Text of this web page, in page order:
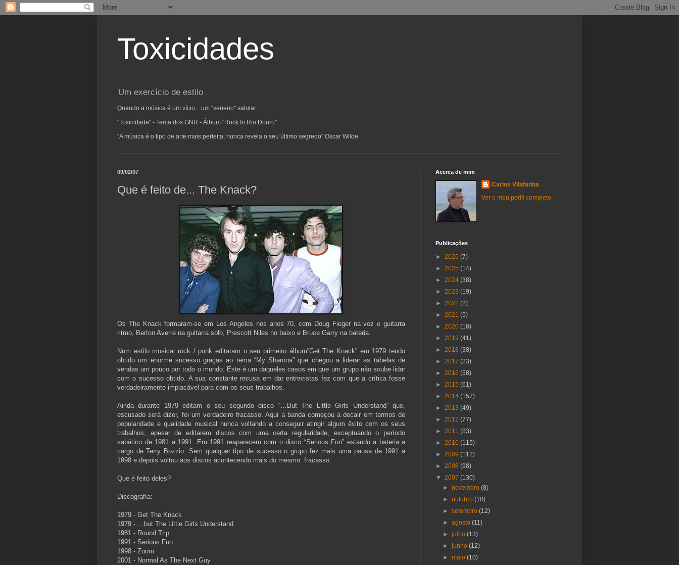
Toxicidades
Um exercício de estilo
Quando a música é um vício... um "veneno" salutar
"Toxicidade" - Tema dos GNR - Álbum "Rock In Rio Douro"
"A música é o tipo de arte mais perfeita; nunca revela o seu último segredo" Oscar Wilde
09/02/07
Que é feito de... The Knack?
Os The Knack formaram-se em Los Angeles nos anos 70, com Doug Fieger na voz e guitarra
ritmo, Berton Averre na guitarra solo, Prescott Niles no baixo e Bruce Garry na bateria.
Num estilo musical rock / punk editaram o seu primeiro álbum”Get The Knack” em 1979 tendo
obtido um enorme sucesso graças ao tema “My Sharona” que chegou a liderar as tabelas de
vendas um pouco por todo o mundo. Este é um daqueles casos em que um grupo não soube lidar
com o sucesso obtido. A sua constante recusa em dar entrevistas fez com que a crítica fosse
verdadeiramente implacável para com os seus trabalhos.
Ainda durante 1979 editam o seu segundo disco “…But The Little Girls Understand” que,
escusado será dizer, foi um verdadeiro fracasso. Aqui a banda começou a decair em termos de
popularidade e qualidade musical nunca voltando a conseguir atingir algum êxito com os seus
trabalhos, apesar de editarem discos com uma certa regularidade, exceptuando o período
sabático de 1981 a 1991. Em 1991 reaparecem com o disco “Serious Fun” estando a bateria a
cargo de Terry Bozzio. Sem qualquer tipo de sucesso o grupo fez mais uma pausa de 1991 a
1998 e depois voltou aos discos acontecendo mais do mesmo: fracasso.
Que é feito deles?
Discografía:
1979 - Get The Knack
1979 - …but The Little Girls Understand
1981 - Round Trip
1991 - Serious Fun
1998 - Zoom
2001 - Normal As The Next Guy
Acerca de mim
Carlos Vilafanha
Ver o meu perfil completo
Publicações
► 2026 (7)
► 2025 (14)
► 2024 (38)
► 2023 (19)
► 2022 (2)
► 2021 (5)
► 2020 (18)
► 2019 (41)
► 2018 (38)
► 2017 (23)
► 2016 (58)
► 2015 (61)
► 2014 (157)
► 2013 (49)
► 2012 (77)
► 2011 (83)
► 2010 (115)
► 2009 (112)
► 2008 (98)
▼ 2007 (130)
►novembro(8)
►outubro(10)
►setembro(12)
►agosto(11)
►julho(13)
►junho(12)
►maio(10)